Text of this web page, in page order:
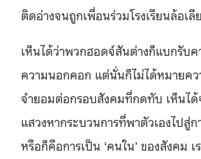
ติดอ่างจนถูกเพื่อนร่วมโรงเรียนล้อเ
เห็นได้ว่าพวกฮอดจ์สันต่างก็แบกรับ
ความนอกคอก แต่นั่นก็ไม่ได้หมายคว
จำยอมต่อกรอบสังคมที่กดทับ เห็นไ
แสวงหากระบวนการที่พาตัวเองไปสู่
หรือก็คือการเป็น ‘คนใน’ ของสังคม เ